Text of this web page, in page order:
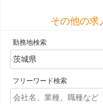
その他の求
勤務地検索
フリーワード検索